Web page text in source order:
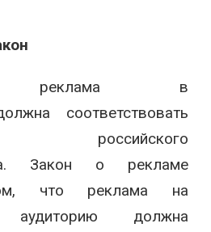
реклама в
соответствовать
российского
Закон о рекламе
что реклама на
аудиторию должна